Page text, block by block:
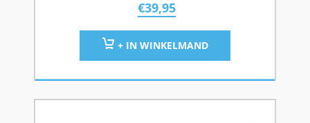
€39,95
+ IN WINKELMAND